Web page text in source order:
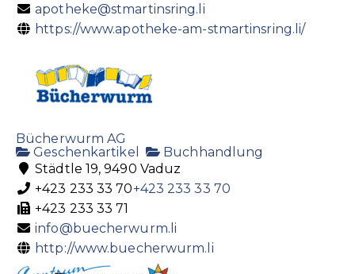
apotheke@stmartinsring.li
https://www.apotheke-am-stmartinsring.li/
Bücherwurm AG
Geschenkartikel
Buchhandlung
Städtle 19, 9490 Vaduz
+423 233 33 70+423 233 33 70
+423 233 33 71
info@buecherwurm.li
http://www.buecherwurm.li